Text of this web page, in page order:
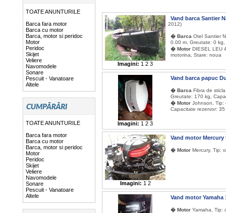
TOATE ANUNTURILE
Barca fara motor
Barca cu motor
Barca, motor si peridoc
Motor
Peridoc
Skijet
Veliere
Navomodele
Sonare
Pescuit - Vanatoare
Altele
TOATE ANUNTURILE
Barca fara motor
Barca cu motor
Barca, motor si peridoc
Motor
Peridoc
Skijet
Veliere
Navomodele
Sonare
Pescuit - Vanatoare
Altele
Imagini: 1 2 3
Vand barca Santier
2012)
� Barca Otel Santier
0.00 m, Greutate: 0
� Motor DIESEL LEU
motorina, Stare: noua
Imagini: 1 2 3
Vand barca papuc
� Barca Fibra de
Greutate: 170 kg,
� Motor Johnson, Tip:
Capacitate rezervor:
Imagini: 1 2
Vand motor Mercury
� Motor Mercury, Tip:
Vand motor Yamaha
� Motor Yamaha, Tip: